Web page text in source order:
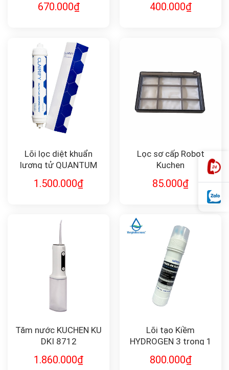
670.000₫ 400.000₫
Lõi lọc diệt khuẩn
lượng tử QUANTUM
1.500.000₫
Lọc sơ cấp Robot
Kuchen
85.000₫
Tăm nước KUCHEN KU
DKI 8712
1.860.000₫
Lõi tạo Kiềm
HYDROGEN 3 trong 1
HYDRO11
800.000₫